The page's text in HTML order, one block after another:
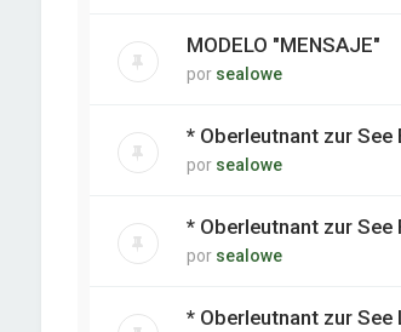
MODELO "MENSAJE"
por sealowe
* Oberleutnant zur See
por sealowe
* Oberleutnant zur See
por sealowe
* Oberleutnant zur See